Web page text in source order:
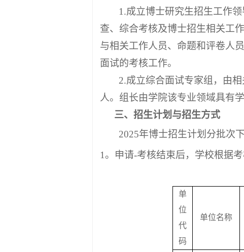
1 .成立博士研究生招生工作
查、综合考核及博士招生相关工
与相关工作人员、命题和评卷人
面试的考核工作。
2.成立综合面试专家组，由
人。组长由学院该专业领域具有
三、招生计划与招生方式
2025年博士招生计划分批次
1。申请-考核结束后，学校根据
单
位
代
码
单位名称